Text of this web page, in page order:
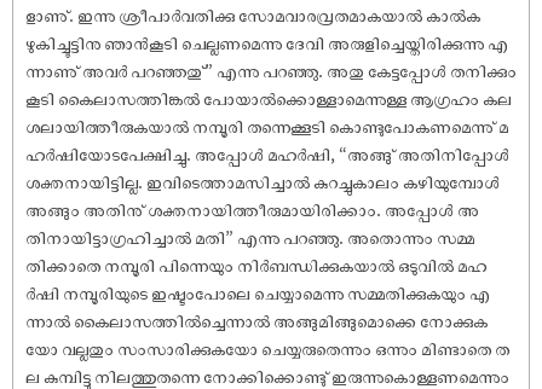
ളാണു്. ഇന്നു ശ്രീപാർവതിക്കു സോമവാരവ്രതമാകയാൽ കാൽക
ഴുകിച്ചൂട്ടിനു ഞാൻകൂടി ചെല്ലണമെന്നു ദേവി അരുളിച്ചെയ്തിരിക്കുന്നു എ
ന്നാണു് അവർ പറഞ്ഞതു്” എന്നു പറഞ്ഞു. അതു കേട്ടപ്പോൾ തനിക്കും
കൂടി കൈലാസത്തിങ്കൽ പോയാൽക്കൊള്ളാമെന്നുള്ള ആഗ്രഹം കല
ശലായിത്തീരുകയാൽ നമ്പൂരി തന്നെക്കൂടി കൊണ്ടുപോകണമെന്നു് മ
ഹർ‌ഷിയോടപേക്ഷിച്ചു. അപ്പോൾ മഹർ‌ഷി, “അങ്ങു് അതിനിപ്പോൾ
ശക്തനായിട്ടില്ല. ഇവിടെത്താമസിച്ചാൽ കുറച്ചുകാലം കഴിയുമ്പോൾ
അങ്ങും അതിനു് ശക്തനായിത്തീരുമായിരിക്കാം. അപ്പോൾ അ
തിനായിട്ടാഗ്രഹിച്ചാൽ മതി” എന്നു പറഞ്ഞു. അതൊന്നും സമ്മ
തിക്കാതെ നമ്പൂരി പിന്നെയും നിർബന്ധിക്കുകയാൽ ഒടുവിൽ മഹ
ർ‌ഷി നമ്പൂരിയുടെ ഇഷ്ടംപോലെ ചെയ്യാമെന്നു സമ്മതിക്കുകയും എ
ന്നാൽ കൈലാസത്തിൽച്ചെന്നാൽ അങ്ങുമിങ്ങുമൊക്കെ നോക്കുക
യോ വല്ലതും സംസാരിക്കുകയോ ചെയ്യരുതെന്നും ഒന്നും മിണ്ടാതെ ത
ല കുമ്പിട്ടു നിലത്തുതന്നെ നോക്കിക്കൊണ്ടു് ഇരുന്നുകൊള്ളണമെന്നും